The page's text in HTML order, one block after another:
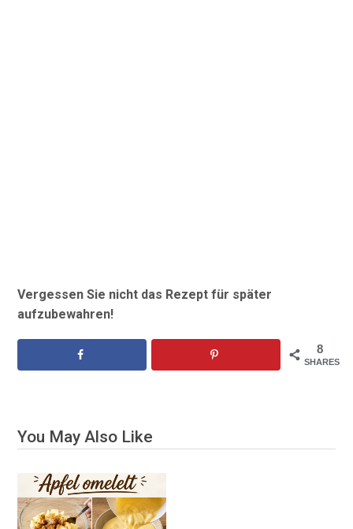
Vergessen Sie nicht das Rezept für später
aufzubewahren!
8
SHARES
You May Also Like